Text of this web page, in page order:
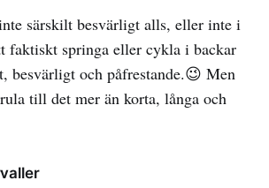
särskilt besvärligt alls, eller inte i
faktiskt springa eller cykla i backar
besvärligt och påfrestande.😉 Men
till det mer än korta, långa och